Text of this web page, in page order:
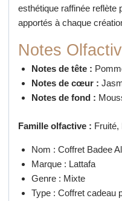
esthétique raffinée reflète
apportés à chaque
Notes
Notes de tête :
Notes de cœur :
Notes de fond :
Famille olfactive : Fruité,
Nom : Coffret Badee
Marque : Lattafa
Genre : Mixte
Type : Coffret cadeau